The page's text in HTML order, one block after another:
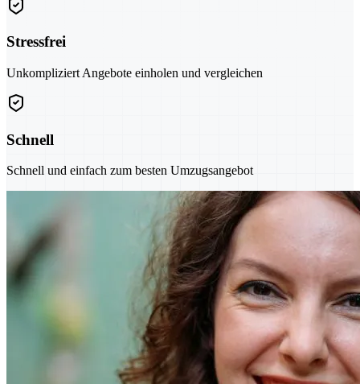
Stressfrei
Unkompliziert Angebote einholen und vergleichen
Schnell
Schnell und einfach zum besten Umzugsangebot